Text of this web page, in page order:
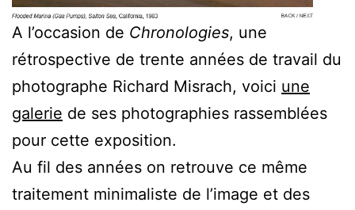
A l’occasion de Chronologies, une
rétrospective de trente années de travail du
photographe Richard Misrach, voici une
galerie de ses photographies rassemblées
pour cette exposition.
Au fil des années on retrouve ce même
traitement minimaliste de l’image et des